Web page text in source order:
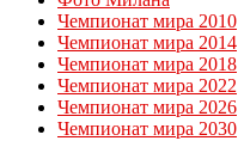
Чемпионат мира 2010
Чемпионат мира 2014
Чемпионат мира 2018
Чемпионат мира 2022
Чемпионат мира 2026
Чемпионат мира 2030